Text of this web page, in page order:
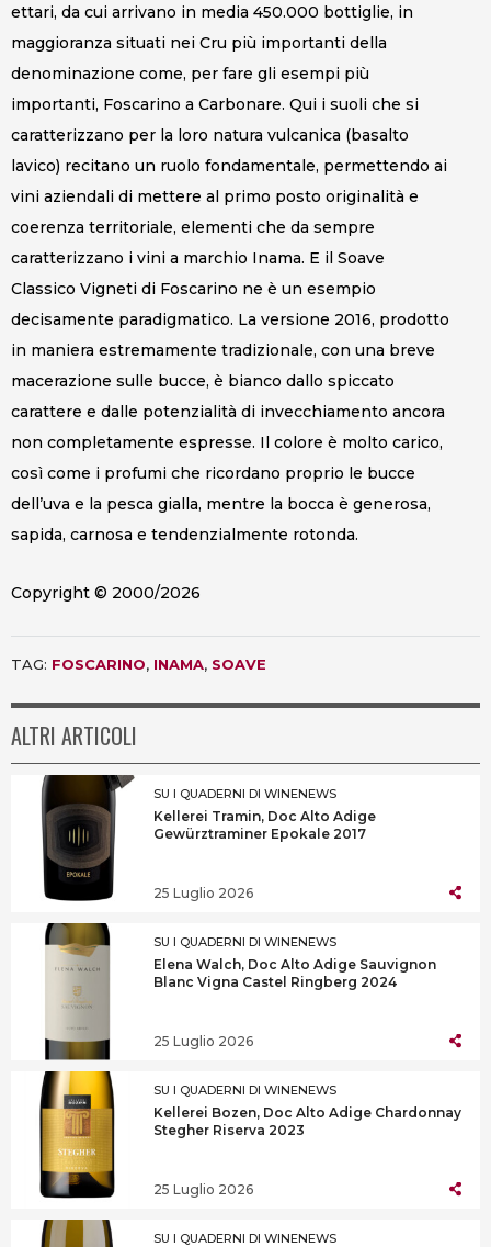
ettari, da cui arrivano in media 450.000 bottiglie, in
maggioranza situati nei Cru più importanti della
denominazione come, per fare gli esempi più
importanti, Foscarino a Carbonare. Qui i suoli che si
caratterizzano per la loro natura vulcanica (basalto
lavico) recitano un ruolo fondamentale, permettendo ai
vini aziendali di mettere al primo posto originalità e
coerenza territoriale, elementi che da sempre
caratterizzano i vini a marchio Inama. E il Soave
Classico Vigneti di Foscarino ne è un esempio
decisamente paradigmatico. La versione 2016, prodotto
in maniera estremamente tradizionale, con una breve
macerazione sulle bucce, è bianco dallo spiccato
carattere e dalle potenzialità di invecchiamento ancora
non completamente espresse. Il colore è molto carico,
così come i profumi che ricordano proprio le bucce
dell’uva e la pesca gialla, mentre la bocca è generosa,
sapida, carnosa e tendenzialmente rotonda.
Copyright © 2000/2026
TAG: FOSCARINO, INAMA, SOAVE
ALTRI ARTICOLI
SU I QUADERNI DI WINENEWS
Kellerei Tramin, Doc Alto Adige
Gewürztraminer Epokale 2017
25 Luglio 2026
SU I QUADERNI DI WINENEWS
Elena Walch, Doc Alto Adige Sauvignon
Blanc Vigna Castel Ringberg 2024
25 Luglio 2026
SU I QUADERNI DI WINENEWS
Kellerei Bozen, Doc Alto Adige Chardonnay
Stegher Riserva 2023
25 Luglio 2026
SU I QUADERNI DI WINENEWS